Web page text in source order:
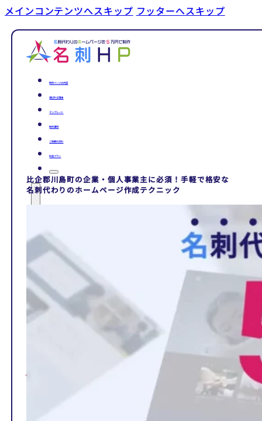
メインコンテンツへスキップ フッターへスキップ
制作ページの内容
選ばれる理由
テンプレート
制作事例
ご依頼の流れ
料金プラン
比企郡川島町の企業・個人事業主に必須！手軽で格安な
名刺代わりのホームページ作成テクニック